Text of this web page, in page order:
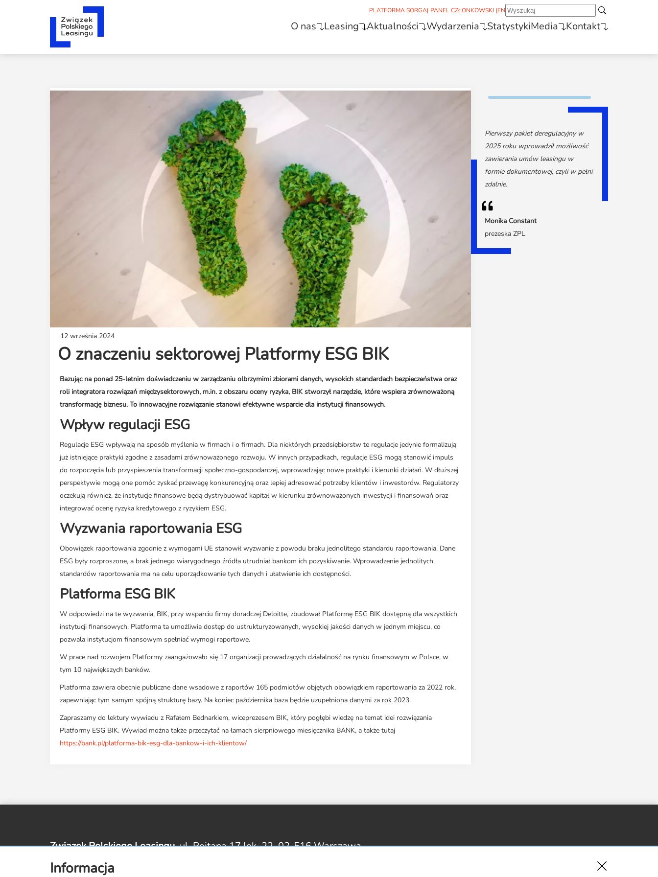
PLATFORMA SORGA| PANEL CZŁONKOWSKI |EN
O nas Leasing Aktualności Wydarzenia StatystykiMedia Kontakt
Informacja
12 września 2024
O znaczeniu sektorowej Platformy ESG BIK
Bazując na ponad 25-letnim doświadczeniu w zarządzaniu olbrzymimi zbiorami danych, wysokich standardach bezpieczeństwa oraz
roli integratora rozwiązań międzysektorowych, m.in. z obszaru oceny ryzyka, BIK stworzył narzędzie, które wspiera zrównoważoną
transformację biznesu. To innowacyjne rozwiązanie stanowi efektywne wsparcie dla instytucji finansowych.
Wpływ regulacji ESG
Regulacje ESG wpływają na sposób myślenia w firmach i o firmach. Dla niektórych przedsiębiorstw te regulacje jedynie formalizują
już istniejące praktyki zgodne z zasadami zrównoważonego rozwoju. W innych przypadkach, regulacje ESG mogą stanowić impuls
do rozpoczęcia lub przyspieszenia transformacji społeczno-gospodarczej, wprowadzając nowe praktyki i kierunki działań. W dłuższej
perspektywie mogą one pomóc zyskać przewagę konkurencyjną oraz lepiej adresować potrzeby klientów i inwestorów. Regulatorzy
oczekują również, że instytucje finansowe będą dystrybuować kapitał w kierunku zrównoważonych inwestycji i finansowań oraz
integrować ocenę ryzyka kredytowego z ryzykiem ESG.
Wyzwania raportowania ESG
Obowiązek raportowania zgodnie z wymogami UE stanowił wyzwanie z powodu braku jednolitego standardu raportowania. Dane
ESG były rozproszone, a brak jednego wiarygodnego źródła utrudniał bankom ich pozyskiwanie. Wprowadzenie jednolitych
standardów raportowania ma na celu uporządkowanie tych danych i ułatwienie ich dostępności.
Platforma ESG BIK
W odpowiedzi na te wyzwania, BIK, przy wsparciu firmy doradczej Deloitte, zbudował Platformę ESG BIK dostępną dla wszystkich
instytucji finansowych. Platforma ta umożliwia dostęp do ustrukturyzowanych, wysokiej jakości danych w jednym miejscu, co
pozwala instytucjom finansowym spełniać wymogi raportowe.
W prace nad rozwojem Platformy zaangażowało się 17 organizacji prowadzących działalność na rynku finansowym w Polsce, w
tym 10 największych banków.
Platforma zawiera obecnie publiczne dane wsadowe z raportów 165 podmiotów objętych obowiązkiem raportowania za 2022 rok,
zapewniając tym samym spójną strukturę bazy. Na koniec października baza będzie uzupełniona danymi za rok 2023.
Zapraszamy do lektury wywiadu z Rafałem Bednarkiem, wiceprezesem BIK, który pogłębi wiedzę na temat idei rozwiązania
Platformy ESG BIK. Wywiad można także przeczytać na łamach sierpniowego miesięcznika BANK, a także tutaj
https://bank.pl/platforma-bik-esg-dla-bankow-i-ich-klientow/
Pierwszy pakiet deregulacyjny w
2025 roku wprowadził możliwość
zawierania umów leasingu w
formie dokumentowej, czyli w pełni
zdalnie.
Monika Constant
prezeska ZPL
Związek Polskiego Leasingu,ul. Rejtana 17 lok. 22,02-516 Warszawa
zpl@leasing.org.pl